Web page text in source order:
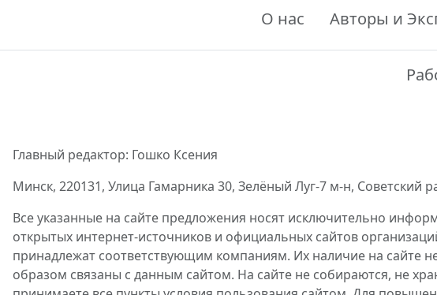
О нас Авторы и
Главный редактор: Гошко Ксения
Минск, 220131, Улица Гамарника 30, Зелёный Луг-7 м-н, Советский
Все указанные на сайте предложения носят исключительно
открытых интернет-источников и официальных сайтов
принадлежат соответствующим компаниям. Их наличие на сайте
образом связаны с данным сайтом. На сайте не собираются, не